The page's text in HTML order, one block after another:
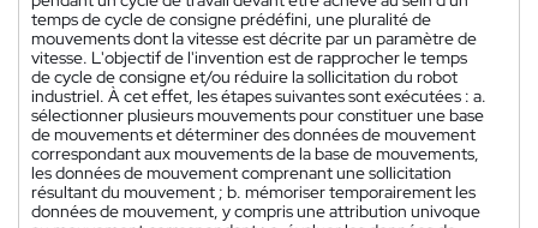
temps de cycle de consigne prédéfini, une pluralité de
mouvements dont la vitesse est décrite par un paramètre de
vitesse. L'objectif de l'invention est de rapprocher le temps
de cycle de consigne et/ou réduire la sollicitation du robot
industriel. À cet effet, les étapes suivantes sont exécutées : a.
sélectionner plusieurs mouvements pour constituer une base
de mouvements et déterminer des données de mouvement
correspondant aux mouvements de la base de mouvements,
les données de mouvement comprenant une sollicitation
résultant du mouvement ; b. mémoriser temporairement les
données de mouvement, y compris une attribution univoque